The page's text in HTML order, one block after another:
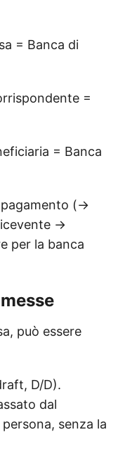
= Banca di
=
= Banca
(→
→
per la banca
può essere
D/D).
dal
senza la